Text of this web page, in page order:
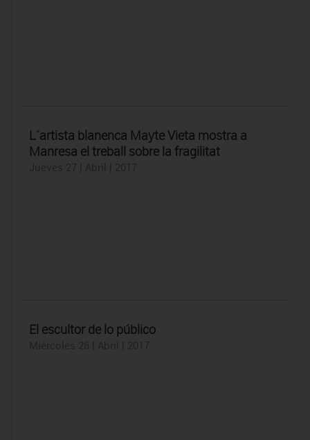
L´artista blanenca Mayte Vieta mostra a
Manresa el treball sobre la fragilitat
El escultor de lo público